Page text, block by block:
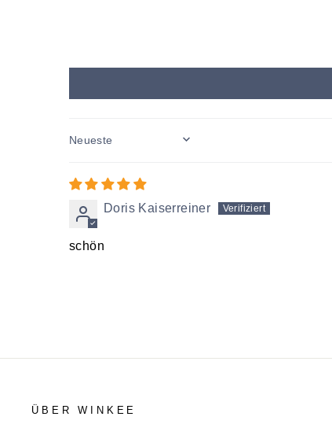
SORT BY
Doris Kaiserreiner
schön
ÜBER WINKEE